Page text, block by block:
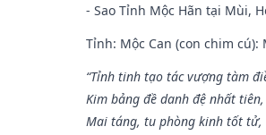
- Sao Tỉnh Mộc Hãn tại Mùi,
Tỉnh: Mộc Can (con chim
“Tỉnh tinh tạo tác vượng tàm
Kim bảng đề danh đệ nhất tiên,
Mai táng, tu phòng kinh tốt tử,